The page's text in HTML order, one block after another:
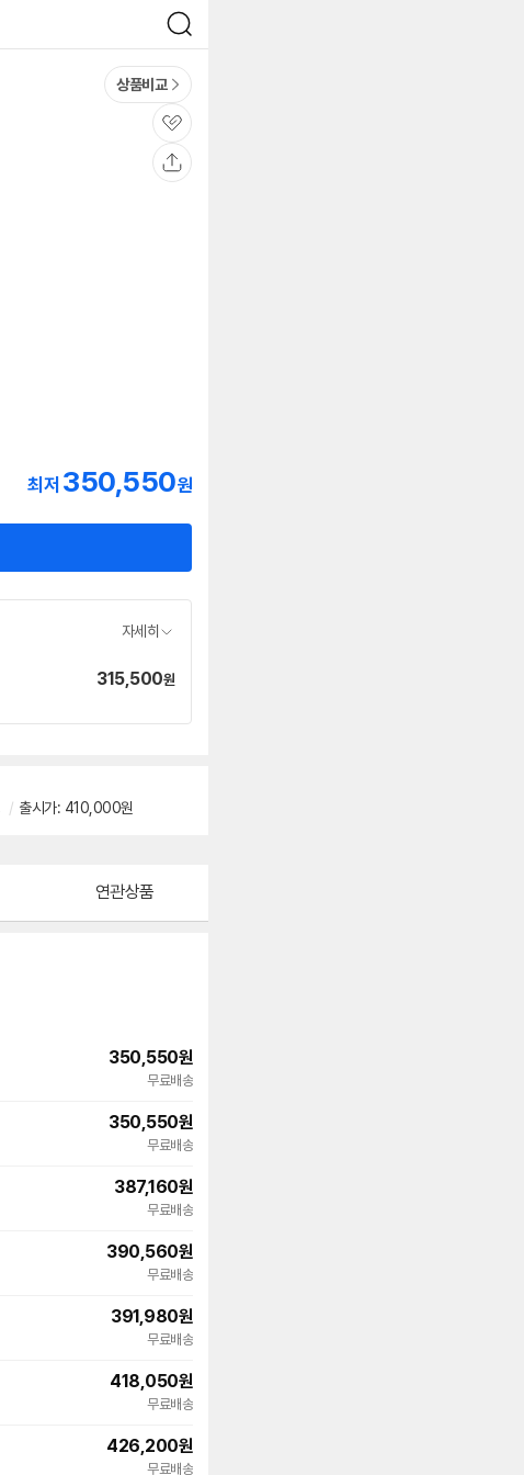
검
색
상품비교
관
심
최저 350,550원
자세히
가
315,500원
/ 출시가: 410,000원
연관상품
350,550원
무료배송
350,550원
무료배송
387,160원
무료배송
390,560원
무료배송
391,980원
무료배송
418,050원
무료배송
426,200원
무료배송